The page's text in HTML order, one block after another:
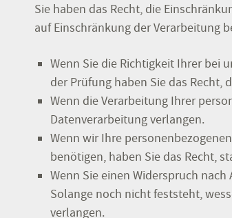
Sie haben das Recht, die
auf Einschränkung der Verarbeitung
Wenn Sie die Richtigkeit Ihrer bei
der Prüfung haben Sie das Recht,
Wenn die Verarbeitung Ihrer
Datenverarbeitung verlangen.
Wenn wir Ihre
benötigen, haben Sie das Recht,
Wenn Sie einen Widerspruch
Solange noch nicht feststeht,
verlangen.